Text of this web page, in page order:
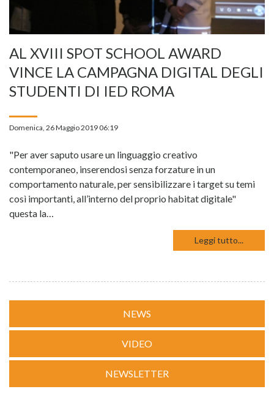
AL XVIII SPOT SCHOOL AWARD
VINCE LA CAMPAGNA DIGITAL DEGLI
STUDENTI DI IED ROMA
Domenica, 26 Maggio 2019 06:19
"Per aver saputo usare un linguaggio creativo
contemporaneo, inserendosi senza forzature in un
comportamento naturale, per sensibilizzare i target su temi
così importanti, all’interno del proprio habitat digitale"
questa la…
Leggi tutto...
NEWS
VIDEO
NEWSLETTER